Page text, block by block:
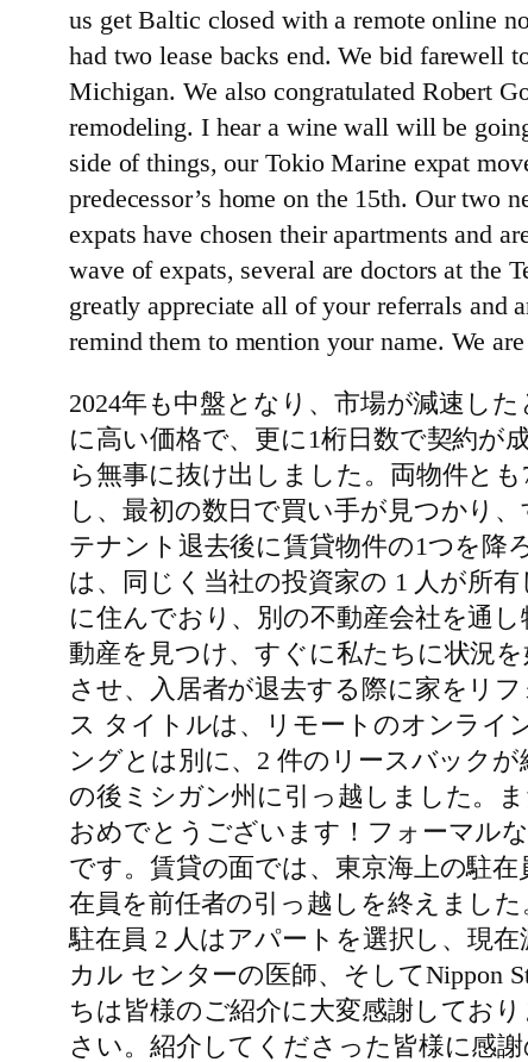
us get Baltic closed with a remote online
had two lease backs end. We bid farewell
Michigan. We also congratulated Robert
remodeling. I hear a wine wall will be
side of things, our Tokio Marine expat
predecessor’s home on the 15th. Our
expats have chosen their apartments and
wave of expats, several are doctors at the
greatly appreciate all of your referrals and
remind them to mention your name. We
2024年も中盤となり、市場が減速し
に高い価格で、更に1桁日数で契約
ら無事に抜け出しました。両物件と
し、最初の数日で買い手が見つかり
テナント退去後に賃貸物件の1つを降
は、同じく当社の投資家の 1 人が所
に住んでおり、別の不動産会社を通
動産を見つけ、すぐに私たちに状況
させ、入居者が退去する際に家をリ
ス タイトルは、リモートのオンライ
ングとは別に、2 件のリースバック
の後ミシガン州に引っ越しました。
おめでとうございます！フォーマル
です。賃貸の面では、東京海上の駐
在員を前任者の引っ越しを終えまし
駐在員 2 人はアパートを選択し、現
カル センターの医師、そしてNippon
ちは皆様のご紹介に大変感謝してお
さい。紹介してくださった皆様に感